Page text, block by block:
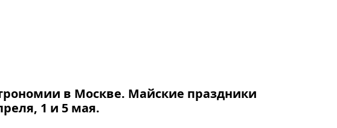
в Москве. Майские праздники
1 и 5 мая.